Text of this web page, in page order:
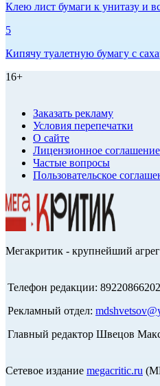
Клею лист бумаги к унитазу и
5
Кипячу туалетную бумагу с
16+
Заказать рекламу
Условия перепечатки
О сайте
Лицензионное соглашение
Частые вопросы
Пользовательское
Мегакритик - крупнейший
Телефон редакции:
Рекламный отдел:
Главный редактор Швецов
Сетевое издание megacritic.ru